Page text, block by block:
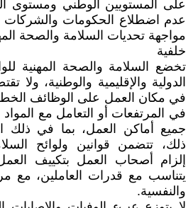
على المستويين الوطني ومستوى
عدم اضطلاع الحكومات والشركات
مواجهة تحديات السلامة والصحة
خلفية
تخضع السلامة والصحة المهنية
الدولية والإقليمية والوطنية، ولا
في مكان العمل على الوظائف
في المرتفعات أو التعامل مع المواد
جميع أماكن العمل، بما في ذلك
ذلك، تتضمن قوانين ولوائح
إلزام أصحاب العمل بتكييف
يتناسب مع قدرات العاملين، مع
والنفسية.